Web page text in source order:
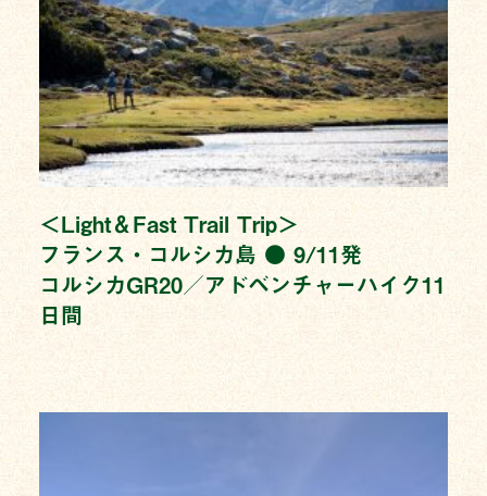
＜Light＆Fast Trail Trip＞
フランス・コルシカ島 ● 9/11発
コルシカGR20／アドベンチャーハイク11
日間